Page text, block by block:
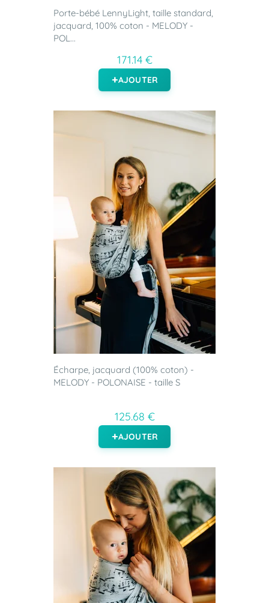
Porte-bébé LennyLight, taille standard,
jacquard, 100% coton - MELODY -
POL...
171.14 €
AJOUTER
Écharpe, jacquard (100% coton) -
MELODY - POLONAISE - taille S
125.68 €
AJOUTER